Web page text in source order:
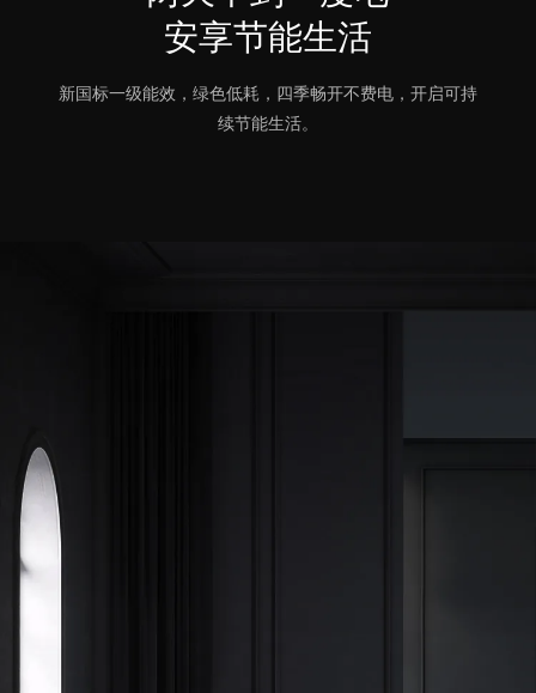
安享节能生活
新国标一级能效，绿色低耗，四季畅开不费电，开启可持
续节能生活。